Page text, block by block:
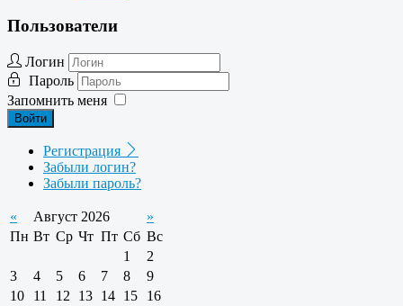
Пользователи
Логин
Пароль
Запомнить меня
Войти
Регистрация
Забыли логин?
Забыли пароль?
« Август 2026
»
Пн Вт Ср Чт Пт Сб Вс
1
2
3
4 5 6 7 8
9
10
11 12 13 14 15
16